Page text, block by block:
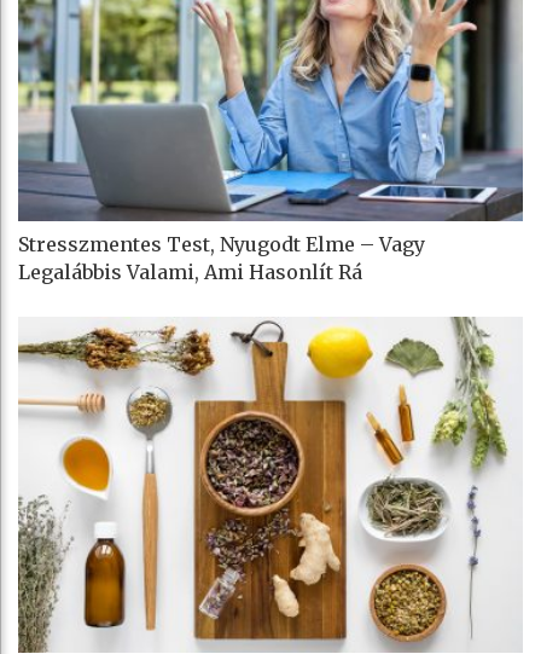
Stresszmentes Test, Nyugodt Elme – Vagy
Legalábbis Valami, Ami Hasonlít Rá